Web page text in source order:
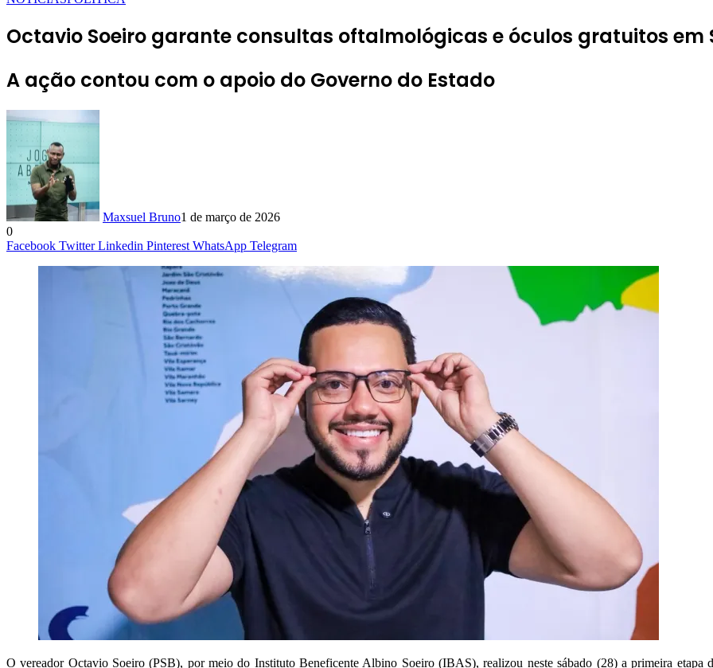
Octavio Soeiro garante consultas oftalmológicas e óculos gratuitos em
A ação contou com o apoio do Governo do Estado
Maxsuel Bruno1 de março de 2026
0
Facebook Twitter Linkedin Pinterest WhatsApp Telegram
O vereador Octavio Soeiro (PSB), por meio do Instituto Beneficente Albino Soeiro (IBAS), realizou neste sábado (28) a primeira etapa